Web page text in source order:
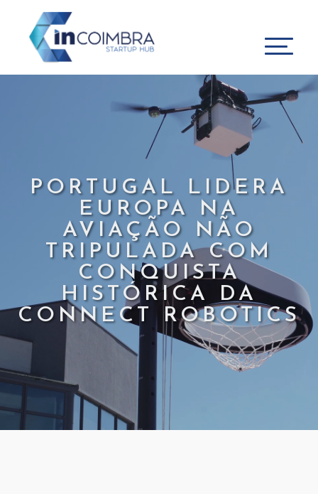
PORTUGAL LIDERA
EUROPA NA
AVIAÇÃO NÃO
TRIPULADA COM
CONQUISTA
HISTÓRICA DA
CONNECT ROBOTICS